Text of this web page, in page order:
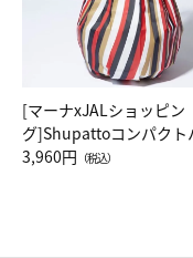
[マーナxJALショッピン
グ]Shupattoコンパクト
Drop JAL客室乗務員（
3,960円 （税込）